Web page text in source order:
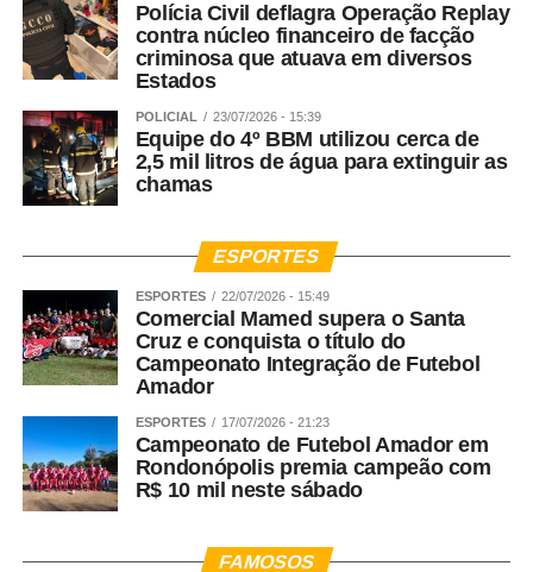
Polícia Civil deflagra Operação Replay
contra núcleo financeiro de facção
criminosa que atuava em diversos
Estados
POLICIAL 23/07/2026 - 15:39
Equipe do 4º BBM utilizou cerca de
2,5 mil litros de água para extinguir as
chamas
ESPORTES
ESPORTES 22/07/2026 - 15:49
Comercial Mamed supera o Santa
Cruz e conquista o título do
Campeonato Integração de Futebol
Amador
ESPORTES 17/07/2026 - 21:23
Campeonato de Futebol Amador em
Rondonópolis premia campeão com
R$ 10 mil neste sábado
FAMOSOS